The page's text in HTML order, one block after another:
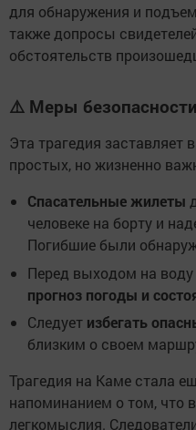
для обнаружения и
также допросы
обстоятельств
⚠️ Меры
Эта трагедия заставляет
простых, но жизненно
Спасательные жилеты
человеке на борту и
Погибшие были
Перед выходом на
прогноз погоды и
Следует избегать
близким о своем
Трагедия на Каме стала
напоминанием о том, что
легкомыслия.